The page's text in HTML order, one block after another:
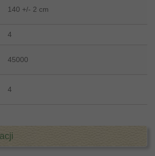
140 +/- 2 cm
4
45000
4